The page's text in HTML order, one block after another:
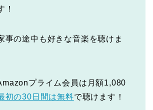
！
事の途中も好きな音楽を聴けま
プライム会員は月額1,080
初の30日間は無料で聴けます！